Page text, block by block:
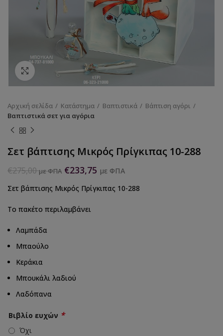
Κάντε κλικ για να μεγεθύνετε
Αρχική σελίδα Κατάστημα Βαπτιστικά
Βάπτιση αγόρι
Βαπτιστικά σετ για αγόρια
Σετ βάπτισης Μικρός Πρίγκιπας 10-288
€275,00 με ΦΠΑ €233,75 με ΦΠΑ
Σετ βάπτισης Μικρός Πρίγκιπας 10-288
Το πακέτο περιλαμβάνει
Λαμπάδα
Μπαούλο
Κεράκια
Μπουκάλι λαδιού
Λαδόπανα
Βιβλίο ευχών *
Όχι